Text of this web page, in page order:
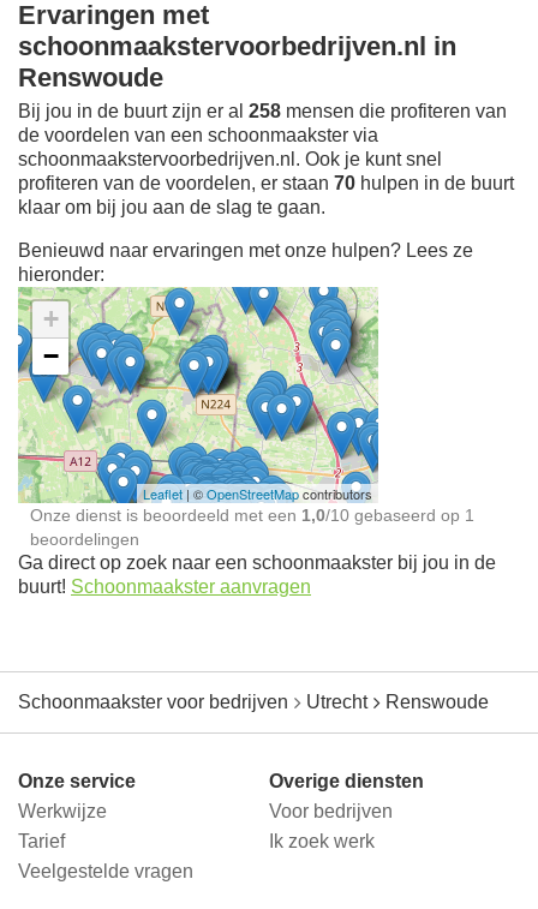
Ervaringen met
schoonmaakstervoorbedrijven.nl in
Renswoude
Bij jou in de buurt zijn er al 258 mensen die profiteren van
de voordelen van een schoonmaakster via
schoonmaakstervoorbedrijven.nl. Ook je kunt snel
profiteren van de voordelen, er staan 70 hulpen in de buurt
klaar om bij jou aan de slag te gaan.
Benieuwd naar ervaringen met onze hulpen? Lees ze
hieronder:
Ontdek meer ervaringen
Schoonmaakster bij
jou in de buurt
+
−
Leaflet | ©OpenStreetMapcontributors
Onze dienst is beoordeeld met een 1,0/10 gebaseerd op 1
beoordelingen
Ga direct op zoek naar een schoonmaakster bij jou in de
buurt! Schoonmaakster aanvragen
Schoonmaakster voor bedrijven Utrecht Renswoude
Onze service
Werkwijze
Tarief
Veelgestelde vragen
Overige diensten
Voor bedrijven
Ik zoek werk